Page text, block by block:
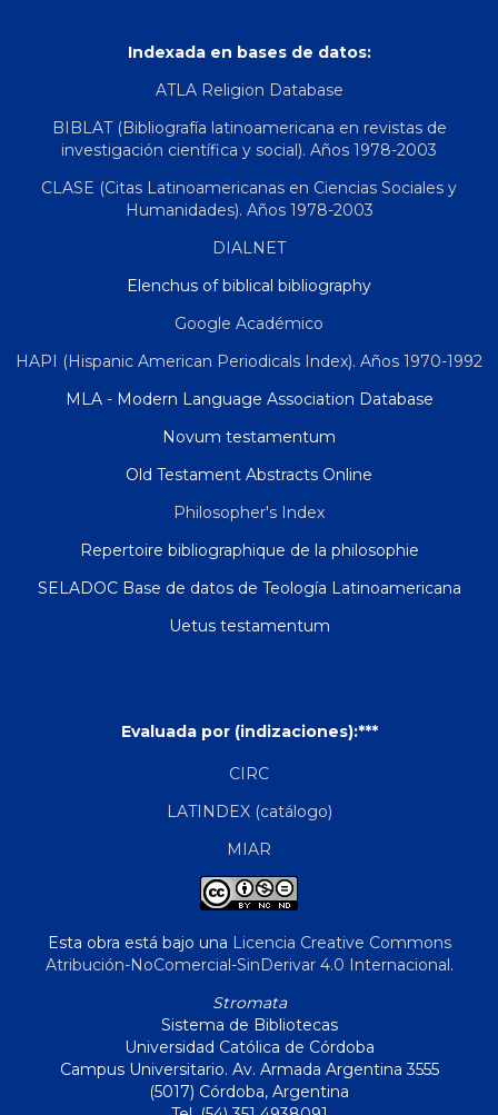
Indexada en bases de datos:
ATLA Religion Database
BIBLAT (Bibliografía latinoamericana en revistas de
investigación científica y social). Años 1978-2003
CLASE (Citas Latinoamericanas en Ciencias Sociales y
Humanidades). Años 1978-2003
DIALNET
Elenchus of biblical bibliography
Google Académico
HAPI (Hispanic American Periodicals Index). Años 1970-1992
MLA - Modern Language Association Database
Novum testamentum
Old Testament Abstracts Online
Philosopher's Index
Repertoire bibliographique de la philosophie
SELADOC Base de datos de Teología Latinoamericana
Uetus testamentum
Evaluada por (indizaciones):***
CIRC
LATINDEX (catálogo)
MIAR
Esta obra está bajo una Licencia Creative Commons
Atribución-NoComercial-SinDerivar 4.0 Internacional.
Stromata
Sistema de Bibliotecas
Universidad Católica de Córdoba
Campus Universitario. Av. Armada Argentina 3555
(5017) Córdoba, Argentina